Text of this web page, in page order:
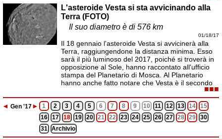
L'asteroide Vesta si sta avvicinando alla
Terra (FOTO)
Il suo diametro è di 576 km
01/18/17
Il 18 gennaio l'asteroide Vesta si avvicinerà alla
Terra, raggiungendone la distanza minima. Esso
sarà il più luminoso del 2017, poiché si troverà in
opposizione al Sole, hanno raccontato all'ufficio
stampa del Planetario di Mosca. Al Planetario
hanno anche fatto notare che Vesta è il secondo
■■■
◄ Gen '17► 1 2 3 4 5 6 7 8 9 10 11 12 13 14
15
16
17 18 19 20 21 22 23 24 25 26 27 28 29
30
31
Archivio